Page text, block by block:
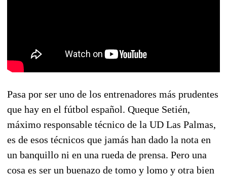
Pasa por ser uno de los entrenadores más prudentes
que hay en el fútbol español. Queque Setién,
máximo responsable técnico de la UD Las Palmas,
es de esos técnicos que jamás han dado la nota en
un banquillo ni en una rueda de prensa. Pero una
cosa es ser un buenazo de tomo y lomo y otra bien